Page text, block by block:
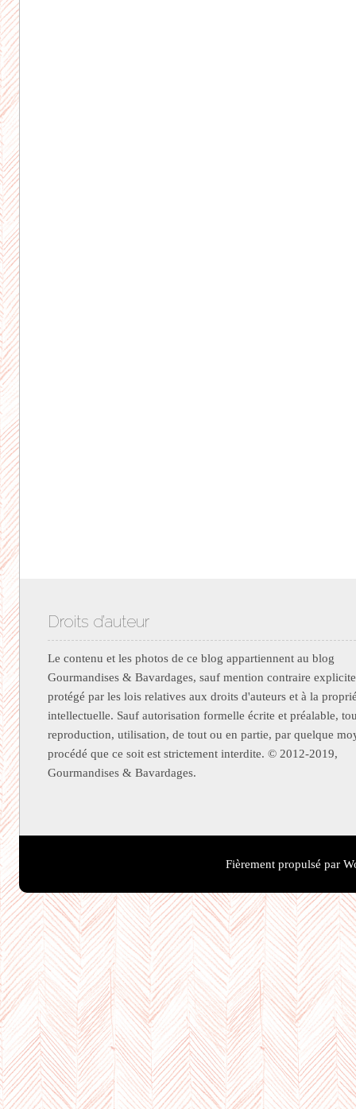
Droits d’auteur
Le contenu et les photos de ce blog appartiennent au blog
Gourmandises & Bavardages, sauf mention contraire
protégé par les lois relatives aux droits d'auteurs et à la
intellectuelle. Sauf autorisation formelle écrite et préalable,
reproduction, utilisation, de tout ou en partie, par quelque
procédé que ce soit est strictement interdite. © 2012-2019,
Gourmandises & Bavardages.
Fièrement propulsé par